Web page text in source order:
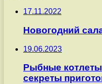
17.11.2022
Новогодний
19.06.2023
Рыбные
секреты